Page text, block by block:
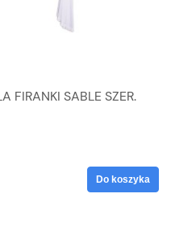
FIRANKI SABLE SZER.
Do koszyka